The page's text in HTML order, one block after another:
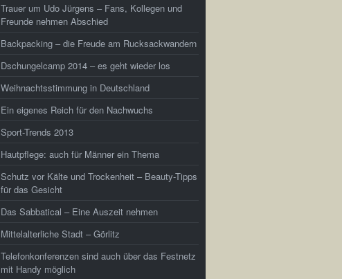
Trauer um Udo Jürgens – Fans, Kollegen und
Freunde nehmen Abschied
Backpacking – die Freude am Rucksackwandern
Dschungelcamp 2014 – es geht wieder los
Weihnachtsstimmung in Deutschland
Ein eigenes Reich für den Nachwuchs
Sport-Trends 2013
Hautpflege: auch für Männer ein Thema
Schutz vor Kälte und Trockenheit – Beauty-Tipps
für das Gesicht
Das Sabbatical – Eine Auszeit nehmen
Mittelalterliche Stadt – Görlitz
Telefonkonferenzen sind auch über das Festnetz
mit Handy möglich